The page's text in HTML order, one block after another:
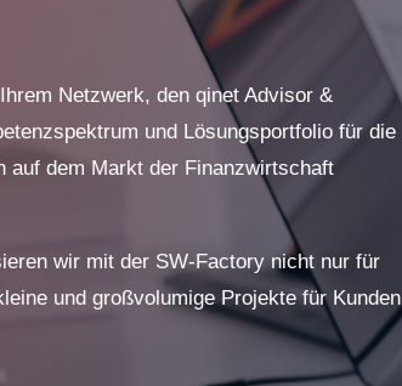
Netzwerk, den qinet Advisor &
und Lösungsportfolio für die
auf dem Markt der Finanzwirtschaft
wir mit der SW-Factory nicht nur für
und großvolumige Projekte für Kunden